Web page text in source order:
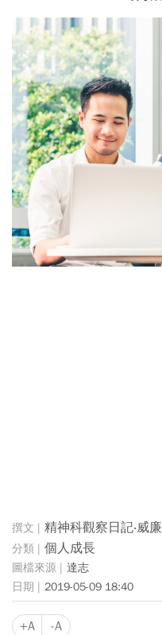
精神科觀察日記‧威廉
個人成長
達志
2019-05-09 18:40
+A -A